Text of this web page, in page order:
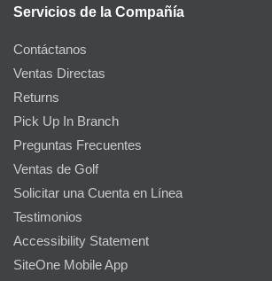
Servicios de la Compañía
Contáctanos
Ventas Directas
Returns
Pick Up In Branch
Preguntas Frecuentes
Ventas de Golf
Solicitar una Cuenta en Línea
Testimonios
Accessibility Statement
SiteOne Mobile App